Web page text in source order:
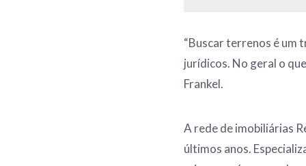
“Buscar terrenos é um
jurídicos. No geral o
Frankel.
A rede de imobiliárias
últimos anos.